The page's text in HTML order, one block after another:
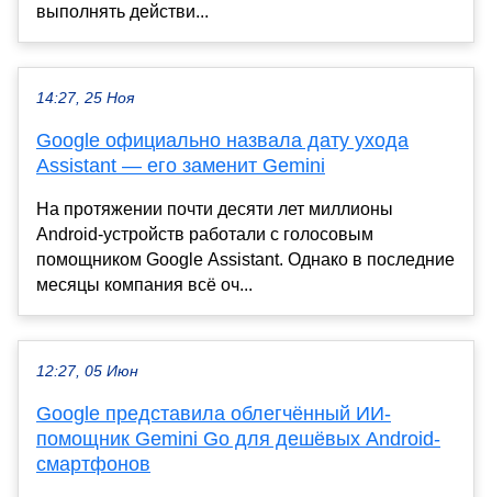
выполнять действи...
14:27, 25 Ноя
Google официально назвала дату ухода
Assistant — его заменит Gemini
На протяжении почти десяти лет миллионы
Android-устройств работали с голосовым
помощником Google Assistant. Однако в последние
месяцы компания всё оч...
12:27, 05 Июн
Google представила облегчённый ИИ-
помощник Gemini Go для дешёвых Android-
смартфонов